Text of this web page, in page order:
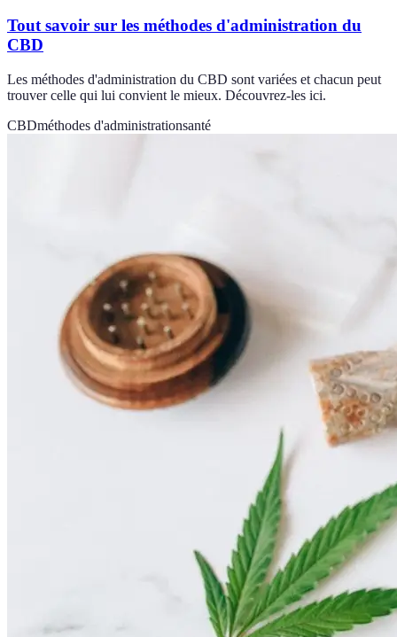
Tout savoir sur les méthodes d'administration du
CBD
Les méthodes d'administration du CBD sont variées et chacun peut
trouver celle qui lui convient le mieux. Découvrez-les ici.
CBDméthodes d'administrationsanté